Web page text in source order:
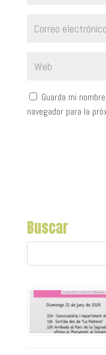
Guarda mi
navegador para la
Buscar